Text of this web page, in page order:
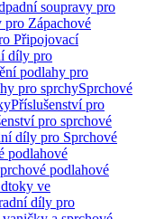
soupravy pro
Zápachové
Připojovací
díly pro
podlahy pro
pro sprchySprchové
Příslušenství pro
pro sprchové
díly pro Sprchové
podlahové
podlahové
ve
díly pro